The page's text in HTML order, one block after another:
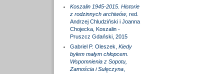
Koszalin 1945-2015. Historie
z rodzinnych archiwów, red.
Andrzej Chludziński i Joanna
Chojecka, Koszalin -
Pruszcz Gdański, 2015
Gabriel P. Oleszek, Kiedy
byłem małym chłopcem.
Wspomnienia z Sopotu,
Zamościa i Sulęczyna,